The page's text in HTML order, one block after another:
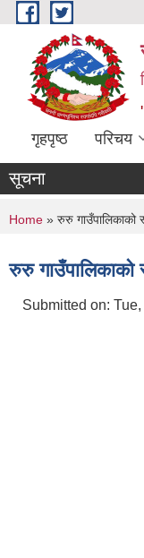
Skip to main content
गृहपृष्ठ परिचय
सूचना
You are
Home » रुरु
रुरु
Submitted on: